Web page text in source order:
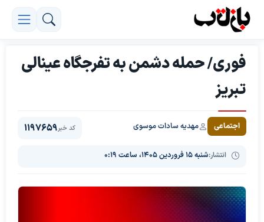
فوری/ حمله دشمن به تفرجگاه عینالی
تبریز
اجتماعی مهدیه سادات موسوی
انتشار:شنبه ۱۵ فروردین ۱۴۰۵، ساعت ۰:۱۹
کد خبر1197659